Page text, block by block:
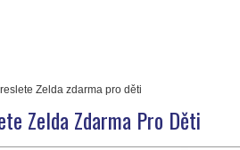
Zelda zdarma pro děti
Zelda Zdarma Pro Děti